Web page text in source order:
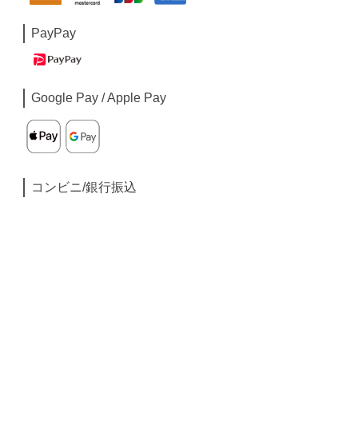
PayPay
Google Pay / Apple Pay
コンビニ/銀行振込